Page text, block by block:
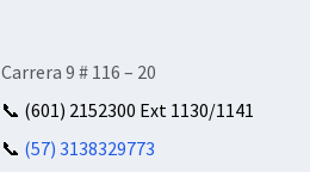
Carrera 9 # 116 – 20
📞 (601) 2152300 Ext 1130/1141
📞 (57) 3138329773